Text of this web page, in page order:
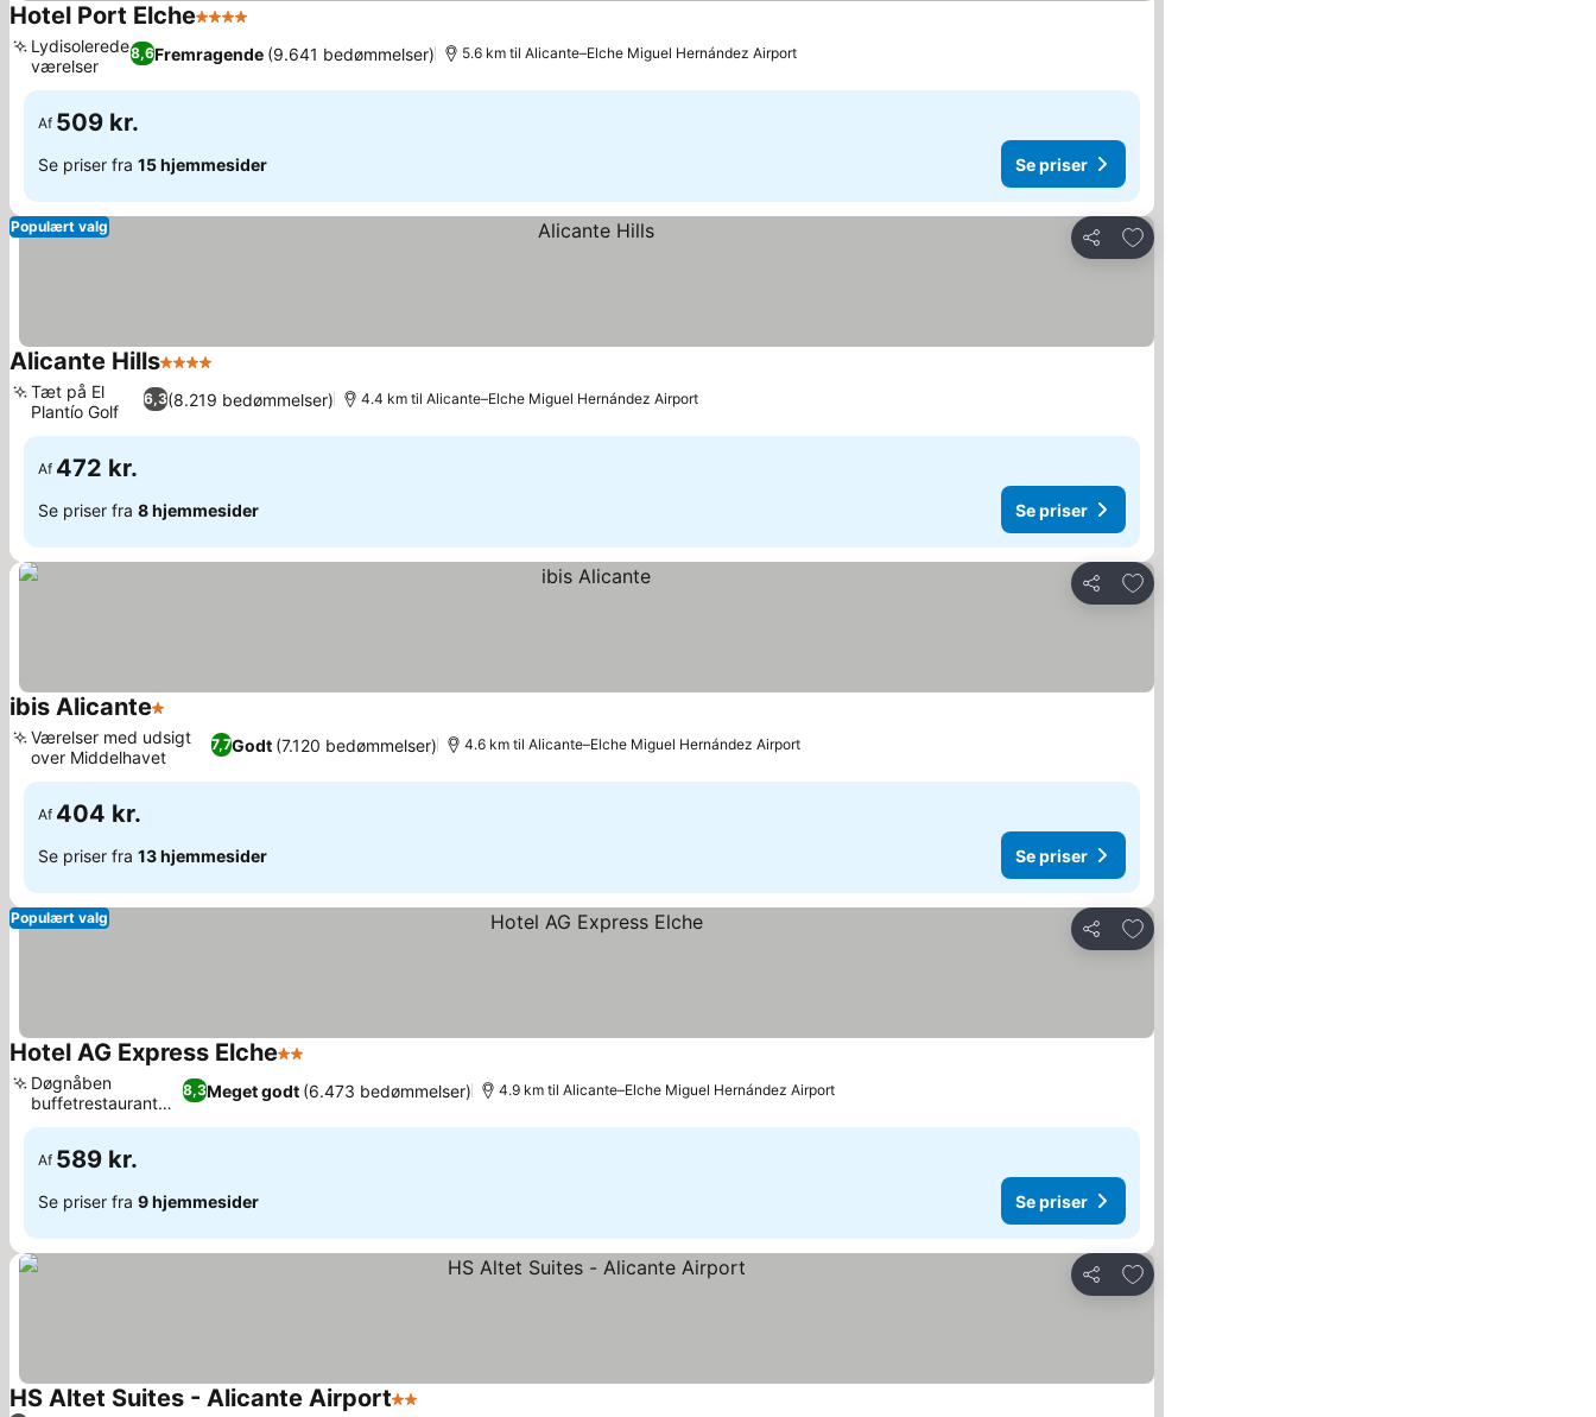
Hotel Port Elche4 Stjerner
8,6Fremragende (9.641 bedømmelser)
Lydisolerede
værelser
5.6 km til Alicante–Elche Miguel Hernández Airport
Af 509 kr.
Se priser fra 15 hjemmesider Se priser
Del
Føj til favoritter
Populært valg
Alicante Hills4 Stjerner
6,3(8.219 bedømmelser)
Tæt på El
Plantío Golf
4.4 km til Alicante–Elche Miguel Hernández Airport
Af 472 kr.
Se priser fra 8 hjemmesider Se priser
Del
Føj til favoritter
ibis Alicante1 Stjerner
7,7Godt (7.120 bedømmelser)
Værelser med udsigt
over Middelhavet
4.6 km til Alicante–Elche Miguel Hernández Airport
Af 404 kr.
Se priser fra 13 hjemmesider Se priser
Del
Føj til favoritter
Populært valg
Hotel AG Express Elche2 Stjerner
8,3Meget godt (6.473 bedømmelser)
Døgnåben
buffetrestaurant
og bar
4.9 km til Alicante–Elche Miguel Hernández Airport
Af 589 kr.
Se priser fra 9 hjemmesider Se priser
Del
Føj til favoritter
HS Altet Suites - Alicante Airport2 Stjerner